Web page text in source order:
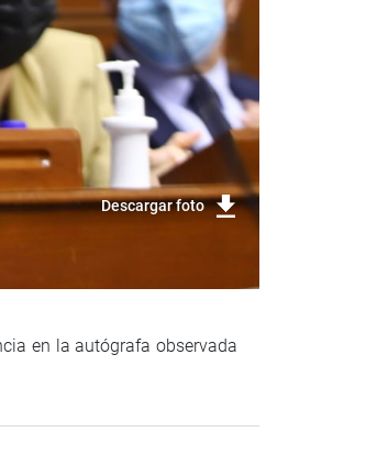
Descargar foto
en la autógrafa observada